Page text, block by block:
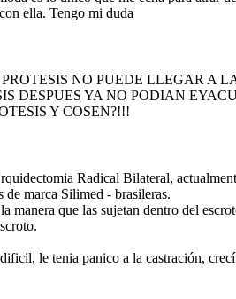
ella. Tengo mi duda
NO PUEDE LLEGAR A
DESPUES YA NO PODIAN
Y COSEN?!!!
Radical Bilateral,
marca Silimed - brasileras.
manera que las sujetan dentro del
le tenia panico a la castración,